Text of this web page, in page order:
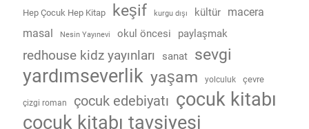
Hep Çocuk Hep Kitap keşif kurgu dışı kültür
macera
masal
Nesin Yayınevi okul öncesi paylaşmak
redhouse kidz yayınları sanat sevgi
yardımseverlik yaşam yolculuk çevre
çizgi roman çocuk edebiyatı çocuk kitabı
çocuk kitabı tavsiyesi